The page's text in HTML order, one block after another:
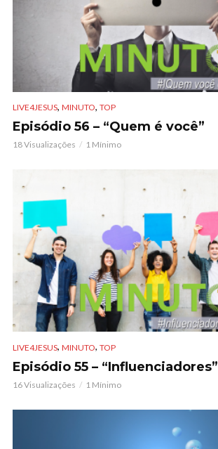
LIVE4JESUS, MINUTO, TOP
Episódio 56 – “Quem é você”
18 Visualizações 1 Mínimo
LIVE4JESUS, MINUTO, TOP
Episódio 55 – “Influenciadores”
16 Visualizações 1 Mínimo